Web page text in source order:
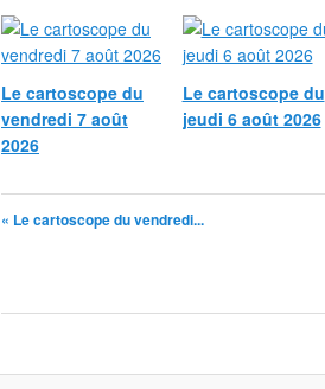
Le cartoscope du
vendredi 7 août
2026
Le cartoscope du
jeudi 6 août 2026
« Le cartoscope du vendredi...